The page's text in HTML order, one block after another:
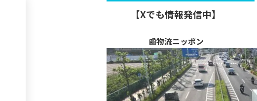
【Xでも情報発信中】
📰物流ニッポン